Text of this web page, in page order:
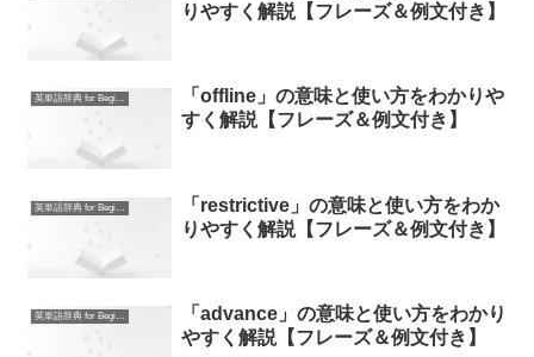
りやすく解説【フレーズ＆例文付き】
英単語辞典 for Beginners
「offline」の意味と使い方をわかりや
すく解説【フレーズ＆例文付き】
英単語辞典 for Beginners
「restrictive」の意味と使い方をわか
りやすく解説【フレーズ＆例文付き】
英単語辞典 for Beginners
「advance」の意味と使い方をわかり
やすく解説【フレーズ＆例文付き】